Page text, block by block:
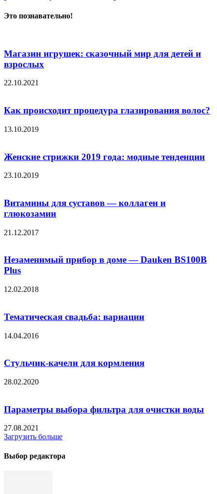
Это познавательно!
Магазин игрушек: сказочный мир для детей и
взрослых
22.10.2021
Как происходит процедура глазирования волос?
13.10.2019
Женские стрижки 2019 года: модные тенденции
23.10.2019
Витамины для суставов — коллаген и
глюкозамин
21.12.2017
Незаменимый прибор в доме — Dauken BS100B
Plus
12.02.2018
Тематическая свадьба: вариации
14.04.2016
Стульчик-качели для кормления
28.02.2020
Параметры выбора фильтра для очистки воды
27.08.2021
Загрузить больше
Выбор редактора